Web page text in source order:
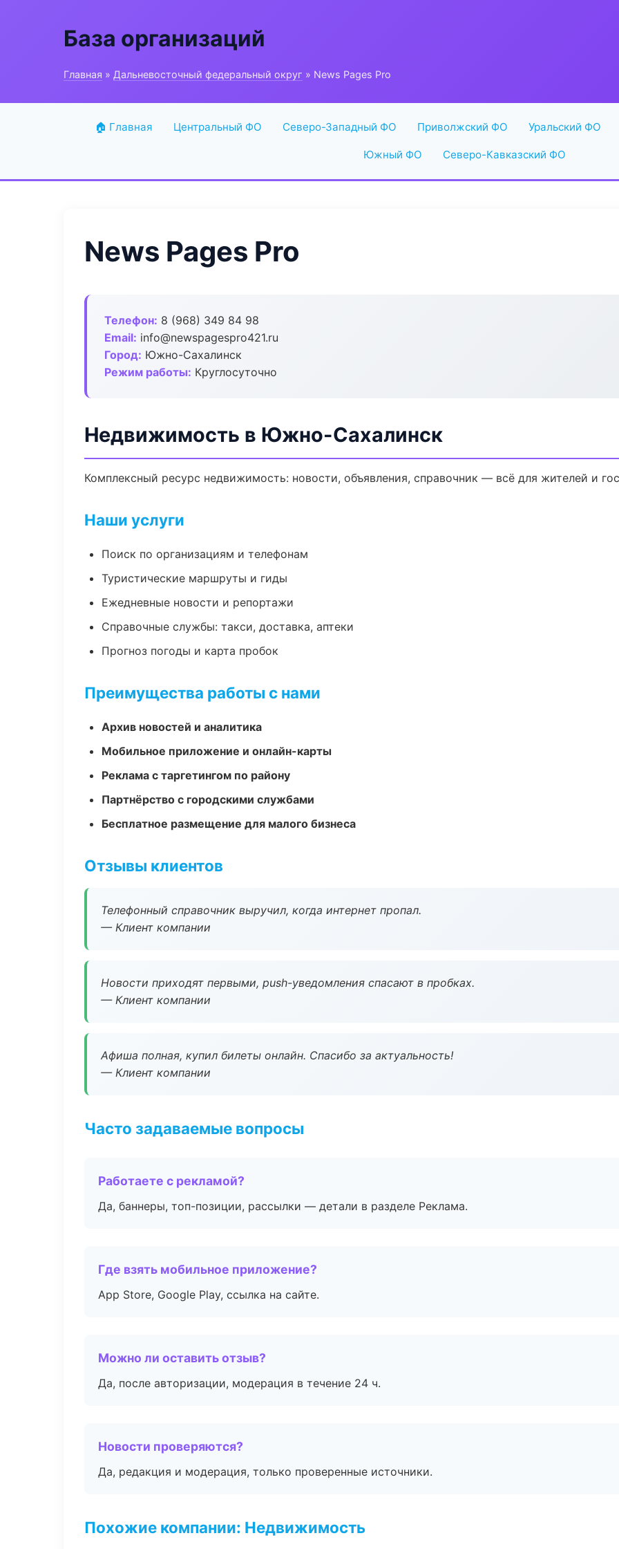
База организаций
Главная » Дальневосточный федеральный округ » News Pages Pro
🏠 Главная Центральный ФО Северо-Западный ФО Приволжский ФО Уральский ФО
Южный ФО Северо-Кавказский ФО
News Pages Pro
Телефон: 8 (968) 349 84 98
Email: info@newspagespro421.ru
Город: Южно-Сахалинск
Режим работы: Круглосуточно
Недвижимость в Южно-Сахалинск
Комплексный ресурс недвижимость: новости, объявления, справочник — всё для жителей и
Наши услуги
Поиск по организациям и телефонам
Туристические маршруты и гиды
Ежедневные новости и репортажи
Справочные службы: такси, доставка, аптеки
Прогноз погоды и карта пробок
Преимущества работы с нами
Архив новостей и аналитика
Мобильное приложение и онлайн-карты
Реклама с таргетингом по району
Партнёрство с городскими службами
Бесплатное размещение для малого бизнеса
Отзывы клиентов
Телефонный справочник выручил, когда интернет пропал.
— Клиент компании
Новости приходят первыми, push-уведомления спасают в пробках.
— Клиент компании
Афиша полная, купил билеты онлайн. Спасибо за актуальность!
— Клиент компании
Часто задаваемые вопросы
Работаете с рекламой?
Да, баннеры, топ-позиции, рассылки — детали в разделе Реклама.
Где взять мобильное приложение?
App Store, Google Play, ссылка на сайте.
Можно ли оставить отзыв?
Да, после авторизации, модерация в течение 24 ч.
Новости проверяются?
Да, редакция и модерация, только проверенные источники.
Похожие компании: Недвижимость